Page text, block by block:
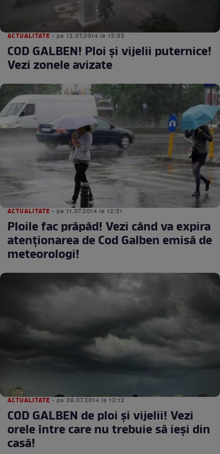
ACTUALITATE • pe 12.07.2014 la 15:35
COD GALBEN! Ploi şi vijelii puternice!
Vezi zonele avizate
ACTUALITATE • pe 11.07.2014 la 12:31
Ploile fac prăpăd! Vezi când va expira
atenţionarea de Cod Galben emisă de
meteorologi!
ACTUALITATE • pe 09.07.2014 la 12:12
COD GALBEN de ploi şi vijelii! Vezi
orele între care nu trebuie să ieşi din
casă!